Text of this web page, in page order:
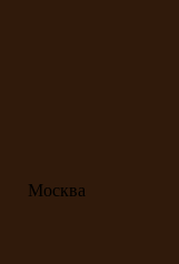
Москва